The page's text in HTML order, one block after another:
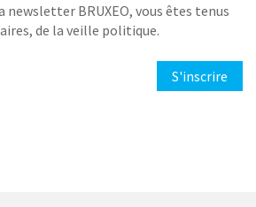
newsletter BRUXEO, vous êtes tenus
de la veille politique.
S'inscrire